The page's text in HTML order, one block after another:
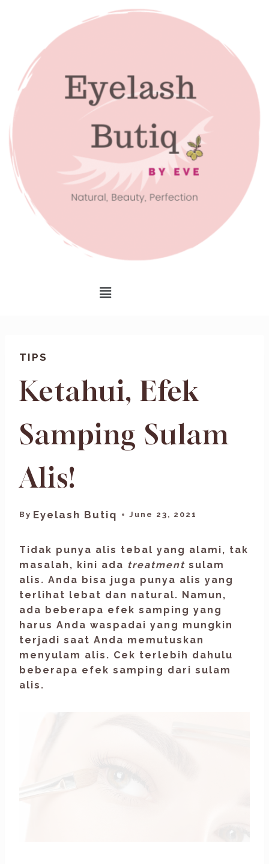
TIPS
Ketahui, Efek
Samping Sulam
Alis!
By Eyelash Butiq June 23, 2021
Tidak punya alis tebal yang alami, tak
masalah, kini ada treatment sulam
alis . Anda bisa juga punya alis yang
terlihat lebat dan natural. Namun,
ada beberapa efek samping yang
harus Anda waspadai yang mungkin
terjadi saat Anda memutuskan
menyulam alis. Cek terlebih dahulu
beberapa efek samping dari sulam
alis .